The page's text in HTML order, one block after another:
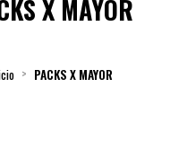
X MAYOR
PACKS X MAYOR